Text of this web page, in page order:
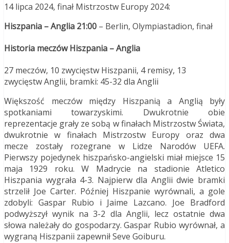
14 lipca 2024, finał Mistrzostw Europy 2024:
Hiszpania – Anglia 21:00 – Berlin, Olympiastadion, finał
Historia meczówHiszpania – Anglia
27 meczów, 10 zwycięstw Hiszpanii, 4 remisy, 13
zwycięstw Anglii, bramki: 45-32 dla Anglii
Większość meczów między Hiszpanią a Anglią były
spotkaniami towarzyskimi. Dwukrotnie obie
reprezentacje grały ze sobą w finałach Mistrzostw Świata,
dwukrotnie w finałach Mistrzostw Europy oraz dwa
mecze zostały rozegrane w Lidze Narodów UEFA.
Pierwszy pojedynek hiszpańsko-angielski miał miejsce 15
maja 1929 roku. W Madrycie na stadionie Atletico
Hiszpania wygrała 4-3. Najpierw dla Anglii dwie bramki
strzelił Joe Carter. Później Hiszpanie wyrównali, a gole
zdobyli: Gaspar Rubio i Jaime Lazcano. Joe Bradford
podwyższył wynik na 3-2 dla Anglii, lecz ostatnie dwa
słowa należały do gospodarzy. Gaspar Rubio wyrównał, a
wygraną Hiszpanii zapewnił Seve Goiburu.